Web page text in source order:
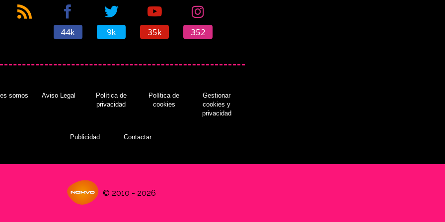
44k 9k 35k 352
somos Aviso Legal
Política de
privacidad
Política de
cookies
Gestionar
cookies y
privacidad
Publicidad Contactar
© 2010 - 2026